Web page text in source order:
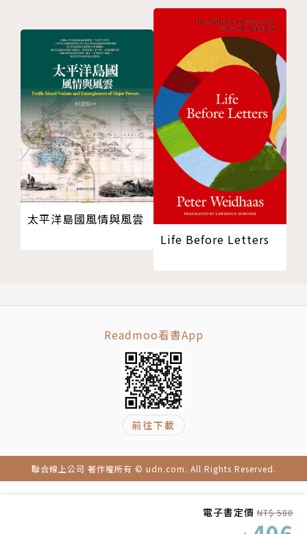
電子書定價 NT$ 580
附錄一
參考文獻
版權頁
太平洋島國風情與風雲
Life Before Letters
Readmoo看書App
前往下載
聯合線上公司 著作權所有 © udn.com. All Rights Reserved.